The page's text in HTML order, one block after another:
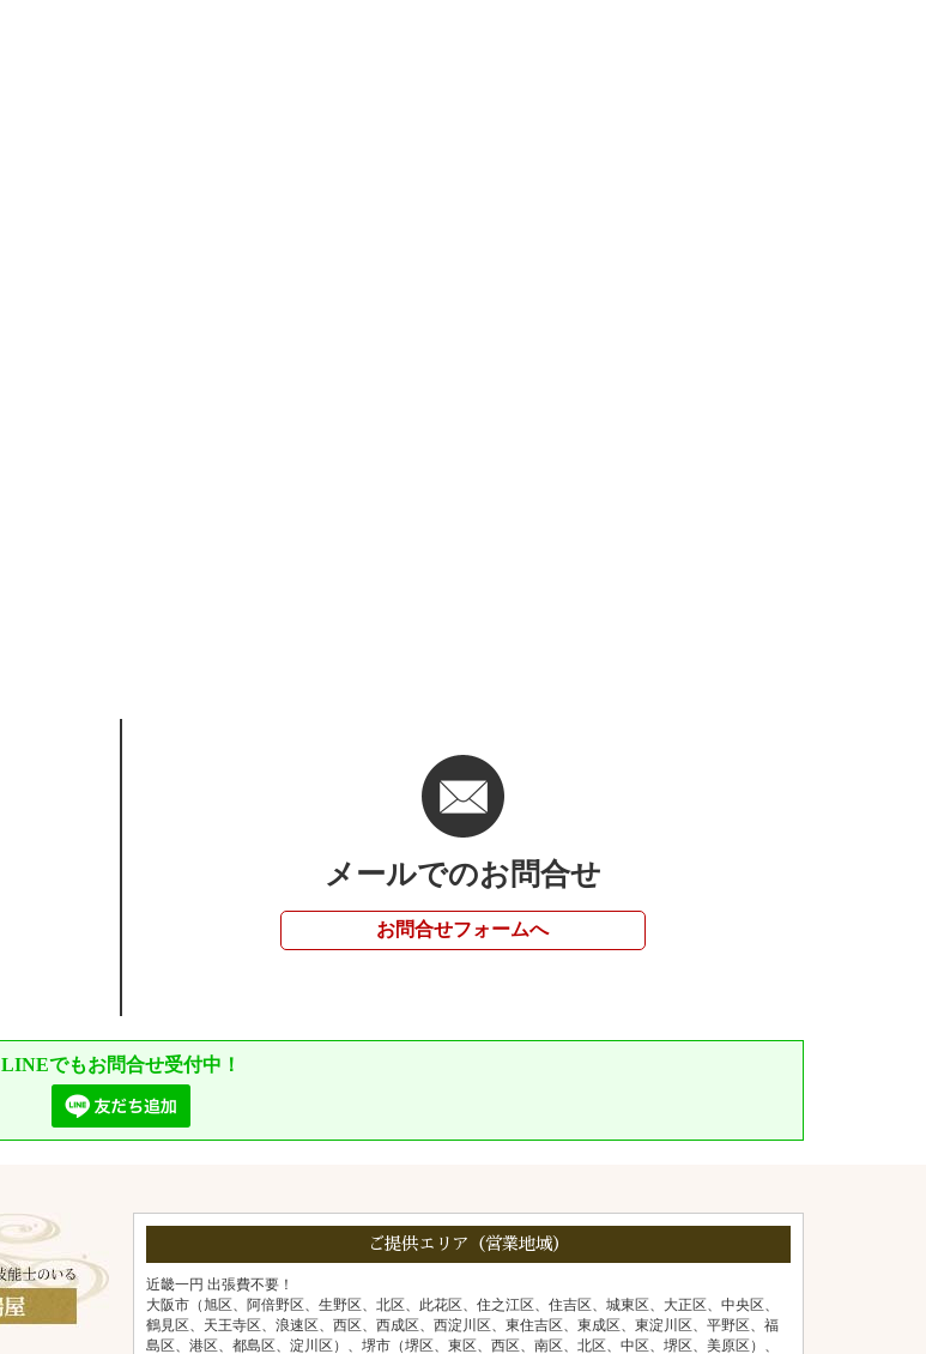
メールでのお問合せ
お問合せフォームへ
LINEでもお問合せ受付中！
ご提供エリア（営業地域）
近畿一円 出張費不要！
大阪市（旭区、阿倍野区、生野区、北区、此花区、住之江区、住吉区、城東区、大正区、中央区、
鶴見区、天王寺区、浪速区、西区、西成区、西淀川区、東住吉区、東成区、東淀川区、平野区、福
島区、港区、都島区、淀川区）、堺市（堺区、東区、西区、南区、北区、中区、堺区、美原区）、